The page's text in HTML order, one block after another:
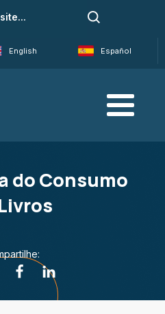
English Español
do Consumo